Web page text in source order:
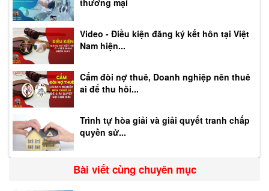
thương mại
Video - Điều kiện đăng ký kết hôn tại Việt
Nam hiện...
Cấm đòi nợ thuê, Doanh nghiệp nên thuê
ai để thu hồi...
Trình tự hòa giải và giải quyết tranh chấp
quyền sử...
Bài viết cùng chuyên mục